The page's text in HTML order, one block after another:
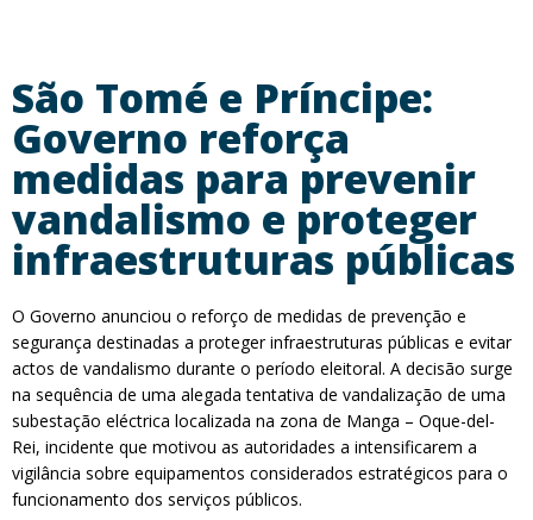
São Tomé e Príncipe:
Governo reforça
medidas para prevenir
vandalismo e proteger
infraestruturas públicas
O Governo anunciou o reforço de medidas de prevenção e
segurança destinadas a proteger infraestruturas públicas e evitar
actos de vandalismo durante o período eleitoral. A decisão surge
na sequência de uma alegada tentativa de vandalização de uma
subestação eléctrica localizada na zona de Manga – Oque-del-
Rei, incidente que motivou as autoridades a intensificarem a
vigilância sobre equipamentos considerados estratégicos para o
funcionamento dos serviços públicos.